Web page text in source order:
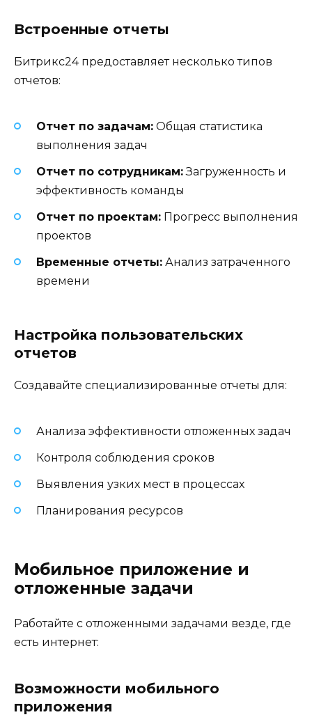
Встроенные отчеты
Битрикс24 предоставляет несколько типов
отчетов:
Отчет по задачам: Общая статистика
выполнения задач
Отчет по сотрудникам:Загруженность и
эффективность команды
Отчет по проектам: Прогресс выполнения
проектов
Временные отчеты: Анализ затраченного
времени
Настройка пользовательских
отчетов
Создавайте специализированные отчеты для:
Анализа эффективности отложенных задач
Контроля соблюдения сроков
Выявления узких мест в процессах
Планирования ресурсов
Мобильное приложение и
отложенные задачи
Работайте с отложенными задачами везде, где
есть интернет:
Возможности мобильного
приложения